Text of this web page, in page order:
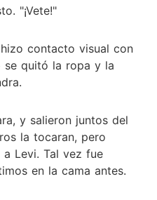
"¡Vete!"
contacto visual con
se quitó la ropa y la
y salieron juntos del
la tocaran, pero
Levi. Tal vez fue
en la cama antes.